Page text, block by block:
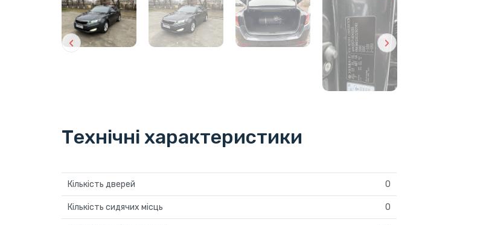
Технічні характеристики
Кількість дверей 0
Кількість сидячих місць 0